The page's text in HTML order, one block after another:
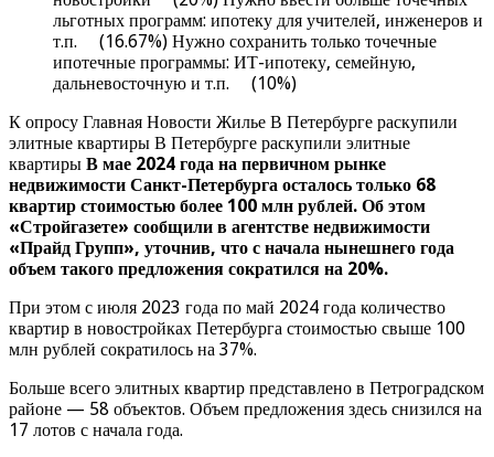
льготных программ: ипотеку для учителей, инженеров и
т.п. (16.67%) Нужно сохранить только точечные
ипотечные программы: ИТ-ипотеку, семейную,
дальневосточную и т.п. (10%)
К опросу Главная Новости Жилье В Петербурге раскупили
элитные квартиры В Петербурге раскупили элитные
квартиры В мае 2024 года на первичном рынке
недвижимости Санкт-Петербурга осталось только 68
квартир стоимостью более 100 млн рублей. Об этом
«Стройгазете» сообщили в агентстве недвижимости
«Прайд Групп», уточнив, что с начала нынешнего года
объем такого предложения сократился на 20%.
При этом с июля 2023 года по май 2024 года количество
квартир в новостройках Петербурга стоимостью свыше 100
млн рублей сократилось на 37%.
Больше всего элитных квартир представлено в Петроградском
районе — 58 объектов. Объем предложения здесь снизился на
17 лотов с начала года.